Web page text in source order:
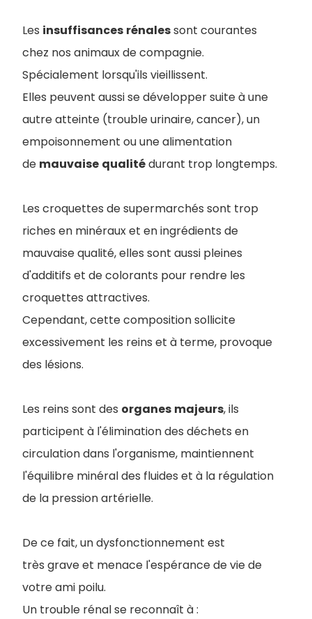
Les insuffisances rénalessont courantes
chez nos animaux de compagnie.
Spécialement lorsqu'ils vieillissent.
Elles peuvent aussi se développer suite à une
autre atteinte (trouble urinaire, cancer), un
empoisonnement ou une alimentation
de mauvaise qualitédurant trop longtemps.
Les croquettes de supermarchés sont trop
riches en minéraux et en ingrédients de
mauvaise qualité, elles sont aussi pleines
d'additifs et de colorants pour rendre les
croquettes attractives.
Cependant, cette composition sollicite
excessivement les reins et à terme, provoque
des lésions.
Les reins sont des organes majeurs, ils
participent à l'élimination des déchets en
circulation dans l'organisme, maintiennent
l'équilibre minéral des fluides et à la régulation
de la pression artérielle.
De ce fait, un dysfonctionnement est
très grave et menace l'espérance de vie de
votre ami poilu.
Un trouble rénal se reconnaît à :